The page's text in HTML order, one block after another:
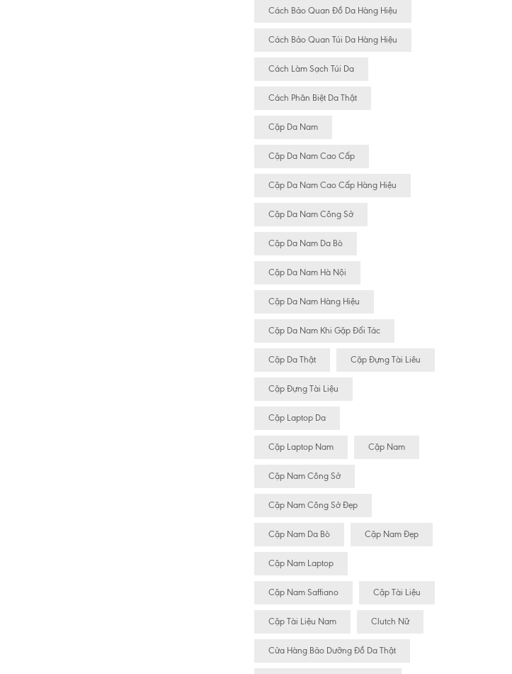
Cách Bảo Quan Đồ Da Hàng Hiệu
Cách Bảo Quan Túi Da Hàng Hiệu
Cách Làm Sạch Túi Da
Cách Phân Biệt Da Thật
Cặp Da Nam
Cặp Da Nam Cao Cấp
Cặp Da Nam Cao Cấp Hàng Hiệu
Cặp Da Nam Công Sở
Cặp Da Nam Da Bò
Cặp Da Nam Hà Nội
Cặp Da Nam Hàng Hiệu
Cặp Da Nam Khi Gặp Đối Tác
Cặp Da Thật Cặp Đựng Tài Liêu
Cặp Đựng Tài Liệu
Cặp Laptop Da
Cặp Laptop Nam Cặp Nam
Cặp Nam Công Sở
Cặp Nam Công Sở Đẹp
Cặp Nam Da Bò Cặp Nam Đẹp
Cặp Nam Laptop
Cặp Nam Saffiano Cặp Tài Liệu
Cặp Tài Liệu Nam Clutch Nữ
Cửa Hàng Bảo Dưỡng Đồ Da Thật